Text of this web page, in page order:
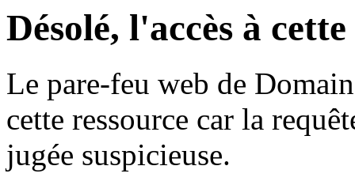
Désolé, l'accès à
Le pare-feu web de
cette ressource car la
jugée suspicieuse.